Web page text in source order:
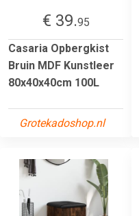
€ 39.95
Casaria Opbergkist
Bruin MDF Kunstleer
80x40x40cm 100L
Grotekadoshop.nl